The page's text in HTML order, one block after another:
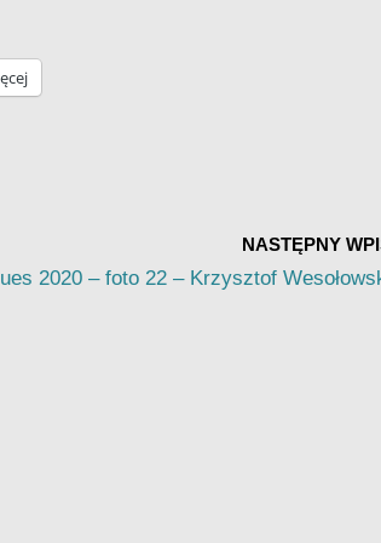
NASTĘPNY
2020 – foto 22 – Krzysztof